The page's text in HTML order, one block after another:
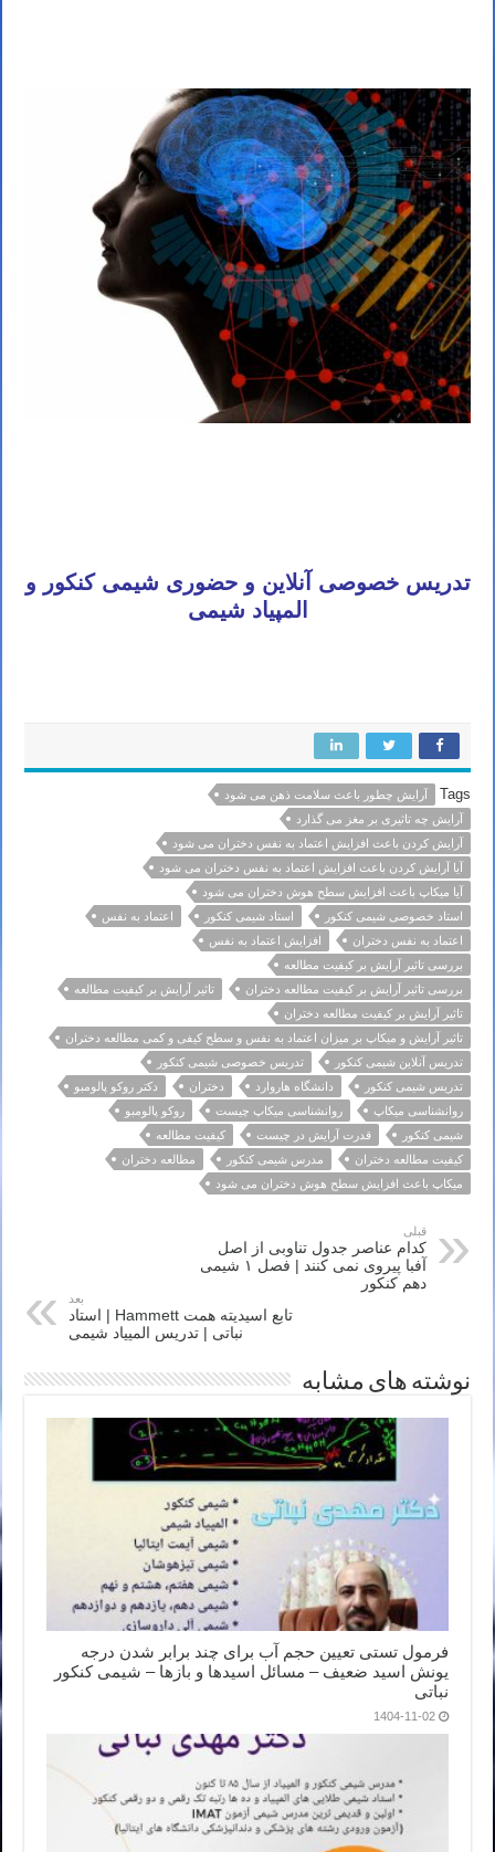
تدریس خصوصی آنلاین و حضوری شیمی کنکور و
المپیاد شیمی
Tags
آرایش چطور باعث سلامت ذهن می شود
آرایش چه تاثیری بر مغز می گذارد
آرایش کردن باعث افزایش اعتماد به نفس دختران می شود
آیا آرایش کردن باعث افزایش اعتماد به نفس دختران می شود
آیا میکاپ باعث افزایش سطح هوش دختران می شود
استاد خصوصی شیمی کنکور
استاد شیمی کنکور
اعتماد به نفس
اعتماد به نفس دختران
افزایش اعتماد به نفس
بررسی تاثیر آرایش بر کیفیت مطالعه
بررسی تاثیر آرایش بر کیفیت مطالعه دختران
تاثیر آرایش بر کیفیت مطالعه
تاثیر آرایش بر کیفیت مطالعه دختران
تاثیر آرایش و میکاپ بر میزان اعتماد به نفس و سطح کیفی و کمی مطالعه دختران
تدریس آنلاین شیمی کنکور
تدریس خصوصی شیمی کنکور
تدریس شیمی کنکور
دانشگاه هاروارد دختران
دکتر روکو پالومبو
روانشناسی میکاپ
روانشناسی میکاپ چیست
روکو پالومبو
شیمی کنکور
قدرت آرایش در چیست
کیفیت مطالعه
کیفیت مطالعه دختران
مدرس شیمی کنکور
مطالعه دختران
میکاپ باعث افزایش سطح هوش دختران می شود
قبلی
کدام عناصر جدول تناوبی از اصل
آفبا پیروی نمی کنند | فصل ۱ شیمی
دهم کنکور
بعد
تابع اسیدیته همت Hammett | استاد
نباتی | تدریس المپیاد شیمی
نوشته های مشابه
فرمول تستی تعیین حجم آب برای چند برابر شدن درجه
یونش اسید ضعیف – مسائل اسیدها و بازها – شیمی کنکور
نباتی
1404-11-02